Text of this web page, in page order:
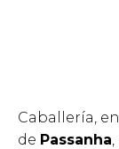
Caballería, en
de Passanha